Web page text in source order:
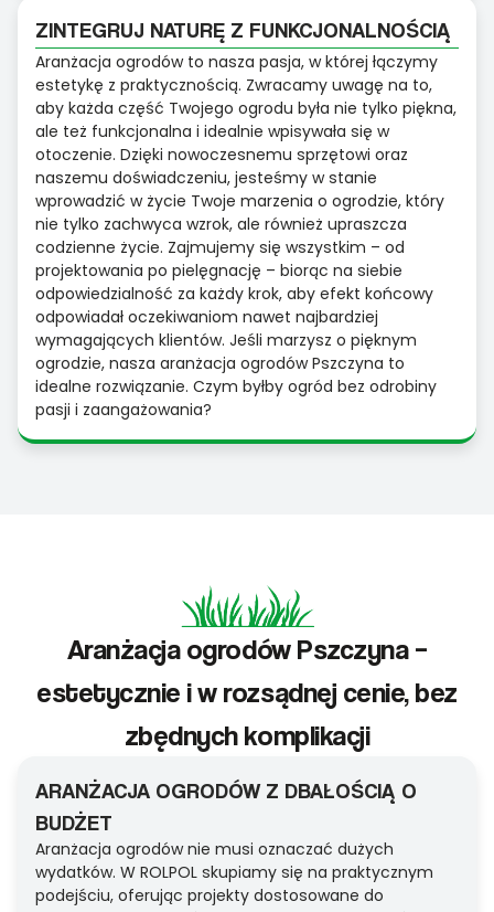
ZINTEGRUJ NATURĘ Z FUNKCJONALNOŚCIĄ
Aranżacja ogrodów to nasza pasja, w której łączymy
estetykę z praktycznością. Zwracamy uwagę na to,
aby każda część Twojego ogrodu była nie tylko piękna,
ale też funkcjonalna i idealnie wpisywała się w
otoczenie. Dzięki nowoczesnemu sprzętowi oraz
naszemu doświadczeniu, jesteśmy w stanie
wprowadzić w życie Twoje marzenia o ogrodzie, który
nie tylko zachwyca wzrok, ale również upraszcza
codzienne życie. Zajmujemy się wszystkim – od
projektowania po pielęgnację – biorąc na siebie
odpowiedzialność za każdy krok, aby efekt końcowy
odpowiadał oczekiwaniom nawet najbardziej
wymagających klientów. Jeśli marzysz o pięknym
ogrodzie, nasza aranżacja ogrodów Pszczyna to
idealne rozwiązanie. Czym byłby ogród bez odrobiny
pasji i zaangażowania?
Aranżacja ogrodów Pszczyna –
estetycznie i w rozsądnej cenie, bez
zbędnych komplikacji
ARANŻACJA OGRODÓW Z DBAŁOŚCIĄ O
BUDŻET
Aranżacja ogrodów nie musi oznaczać dużych
wydatków. W ROLPOL skupiamy się na praktycznym
podejściu, oferując projekty dostosowane do